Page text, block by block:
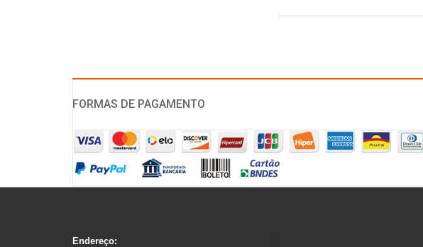
FORMAS DE PAGAMENTO
Endereço: